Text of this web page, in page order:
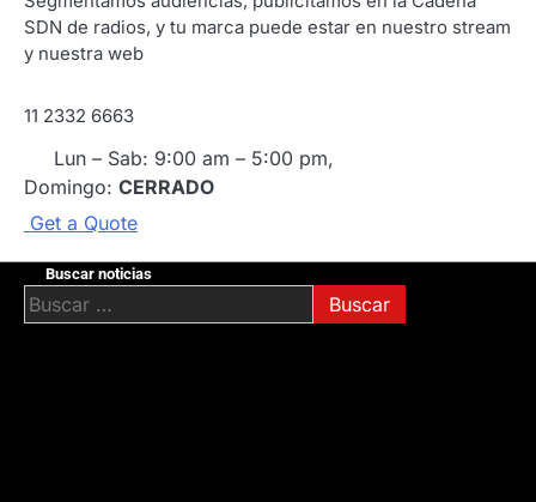
SDN de radios, y tu marca puede estar en nuestro stream
y nuestra web
11 2332 6663
Lun – Sab: 9:00 am – 5:00 pm,
Domingo: CERRADO
Get a Quote
Buscar noticias
Buscar: